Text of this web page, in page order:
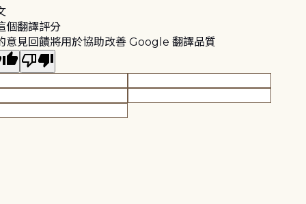
個翻譯評分
意見回饋將用於協助改善 Google 翻譯品質